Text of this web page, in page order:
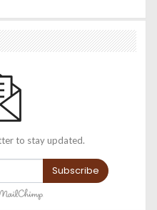
to stay updated.
Subscribe